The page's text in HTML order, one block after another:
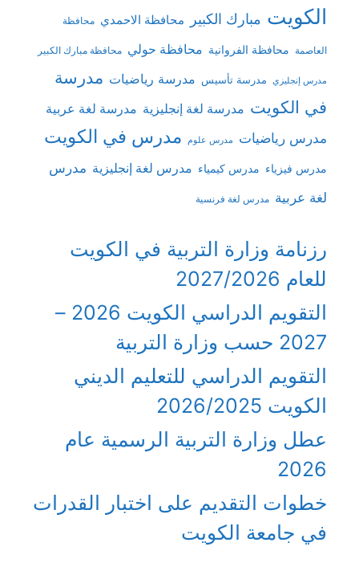
الكويت مبارك الكبير محافظة الاحمدي محافظة
العاصمة محافظة الفروانية محافظة حولي محافظة مبارك الكبير
مدرس إنجليزي مدرسة تأسيس مدرسة رياضيات مدرسة
في الكويت مدرسة لغة إنجليزية مدرسة لغة عربية
مدرس رياضيات مدرس علوم مدرس في الكويت
مدرس فيزياء مدرس كيمياء مدرس لغة إنجليزية مدرس
لغة عربية مدرس لغة فرنسية
رزنامة وزارة التربية في الكويت
للعام 2027/2026
التقويم الدراسي الكويت 2026 –
2027 حسب وزارة التربية
التقويم الدراسي للتعليم الديني
الكويت 2026/2025
عطل وزارة التربية الرسمية عام
2026
خطوات التقديم على اختبار القدرات
في جامعة الكويت